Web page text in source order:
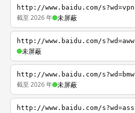
http://www.baidu.com/s?wd=vpn
截至 2026 年 未屏蔽
http://www.baidu.com/s?wd=aww
未屏蔽
http://www.baidu.com/s?wd=bmw
截至 2026 年 未屏蔽
http://www.baidu.com/s?wd=ass